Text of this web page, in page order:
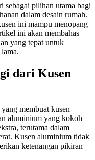
sebagai pilihan utama bagi
dalam desain rumah.
ini mampu menopang
ini akan membahas
yang tepat untuk
dari Kusen
membuat kusen
aluminium yang kokoh
terutama dalam
Kusen aluminium tidak
ketenangan pikiran